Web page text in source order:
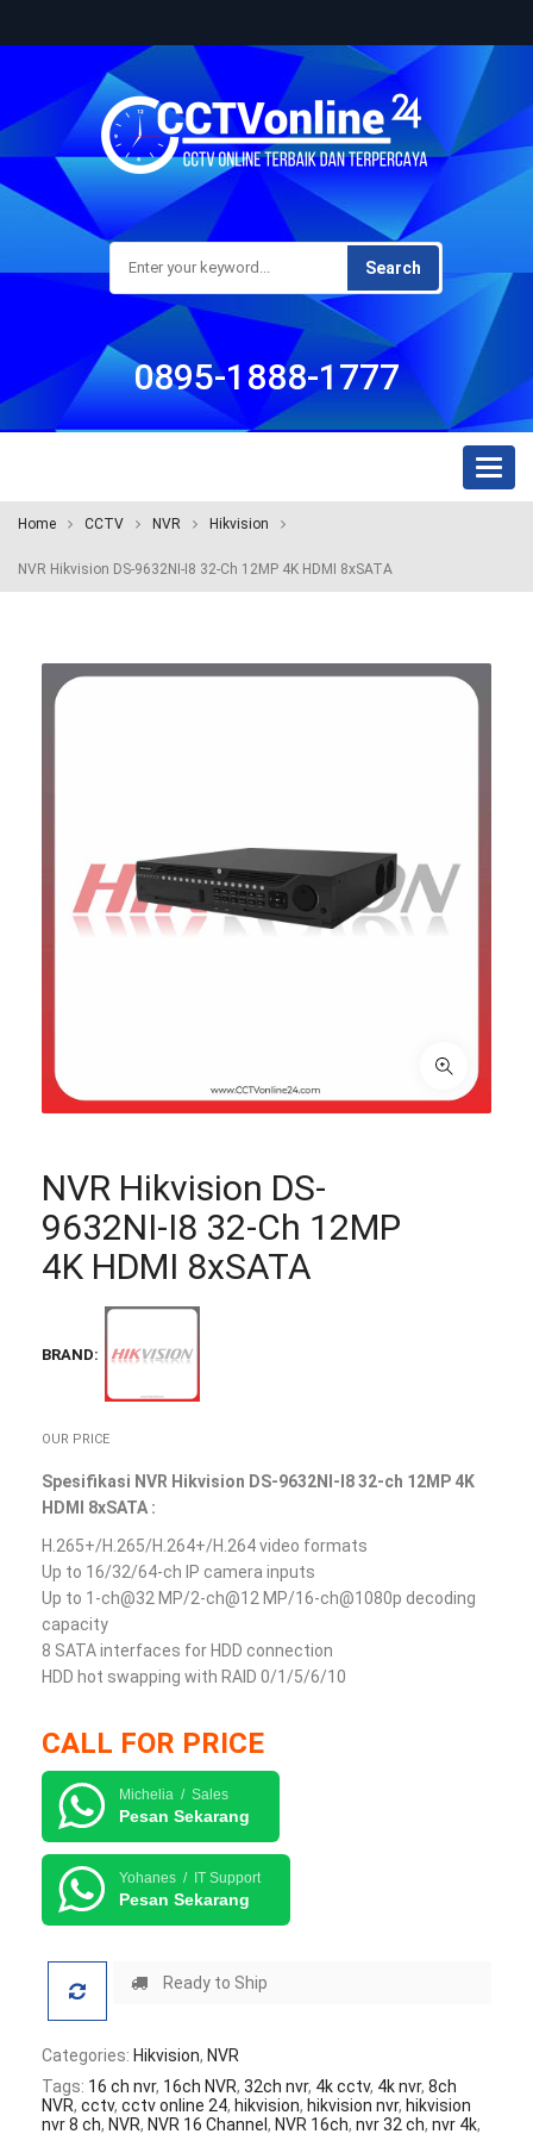
Search
0895-1888-1777
Home CCTV NVR Hikvision
NVR Hikvision DS-9632NI-I8 32-Ch 12MP 4K HDMI 8xSATA
NVR Hikvision DS-
9632NI-I8 32-Ch 12MP
4K HDMI 8xSATA
BRAND:
OUR PRICE
Spesifikasi NVR Hikvision DS-9632NI-I8 32-ch 12MP 4K
HDMI 8xSATA :
H.265+/H.265/H.264+/H.264 video formats
Up to 16/32/64-ch IP camera inputs
Up to 1-ch@32 MP/2-ch@12 MP/16-ch@1080p decoding
capacity
8 SATA interfaces for HDD connection
HDD hot swapping with RAID 0/1/5/6/10
CALL FOR PRICE
Michelia / Sales
Pesan Sekarang
Yohanes / IT Support
Pesan Sekarang
Ready to Ship
Categories: Hikvision, NVR
Tags: 16 ch nvr, 16ch NVR, 32ch nvr, 4k cctv, 4k nvr, 8ch
NVR, cctv, cctv online 24, hikvision, hikvision nvr, hikvision
nvr 8 ch, NVR, NVR 16 Channel , NVR 16ch, nvr 32 ch, nvr 4k,